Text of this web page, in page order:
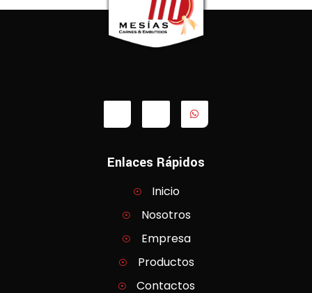
Enlaces Rápidos
Inicio
Nosotros
Empresa
Productos
Contactos